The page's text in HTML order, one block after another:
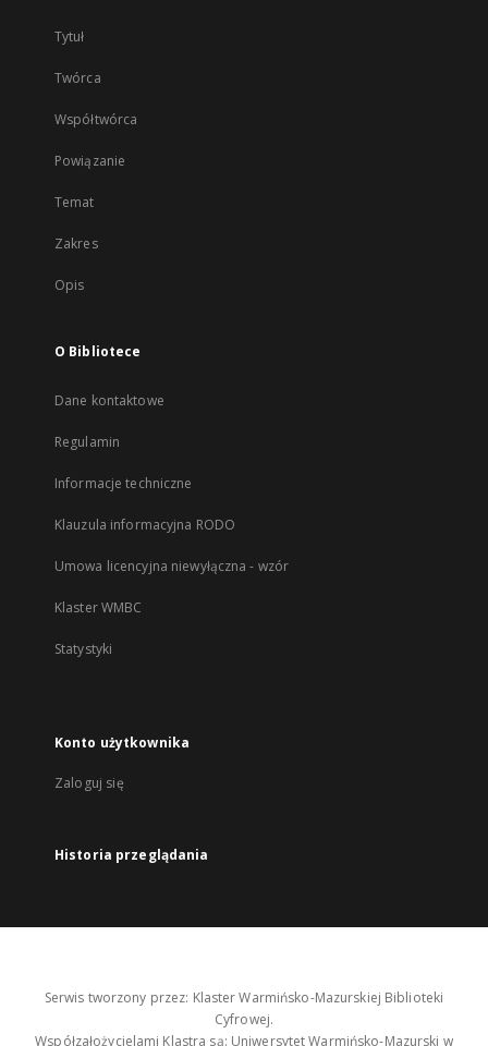
Tytuł
Twórca
Współtwórca
Powiązanie
Temat
Zakres
Opis
O Bibliotece
Dane kontaktowe
Regulamin
Informacje techniczne
Klauzula informacyjna RODO
Umowa licencyjna niewyłączna - wzór
Klaster WMBC
Statystyki
Konto użytkownika
Zaloguj się
Historia przeglądania
Serwis tworzony przez: Klaster Warmińsko-Mazurskiej Biblioteki
Cyfrowej.
Współzałożycielami Klastra są: Uniwersytet Warmińsko-Mazurski w